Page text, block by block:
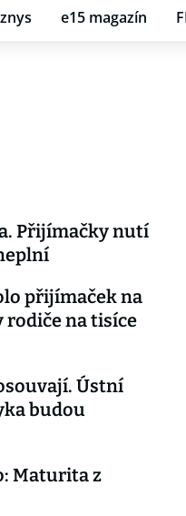
e15 magazín
Přijímačky nutí
přijímaček na
rodiče na tisíce
Ústní
budou
Maturita z